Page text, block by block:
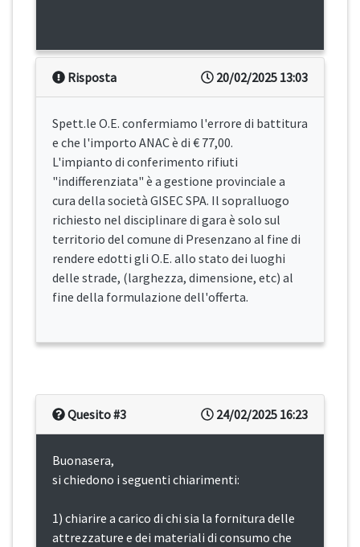
20/02/2025 13:03
Risposta
Spett.le O.E. confermiamo l'errore di battitura
e che l'importo ANAC è di € 77,00.
L'impianto di conferimento rifiuti
"indifferenziata" è a gestione provinciale a
cura della società GISEC SPA. Il sopralluogo
richiesto nel disciplinare di gara è solo sul
territorio del comune di Presenzano al fine di
rendere edotti gli O.E. allo stato dei luoghi
delle strade, (larghezza, dimensione, etc) al
fine della formulazione dell'offerta.
24/02/2025 16:23
Quesito #3
Buonasera,
si chiedono i seguenti chiarimenti:
1) chiarire a carico di chi sia la fornitura delle
attrezzature e dei materiali di consumo che